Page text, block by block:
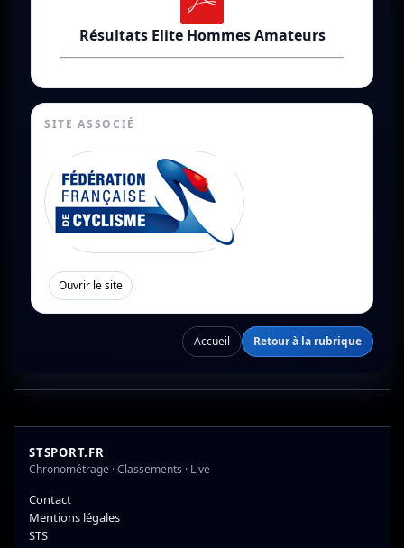
Résultats Elite Hommes Amateurs
SITE ASSOCIÉ
Ouvrir le site
Accueil Retour à la rubrique
STSPORT.FR
Chronométrage · Classements · Live
Contact
Mentions légales
STS